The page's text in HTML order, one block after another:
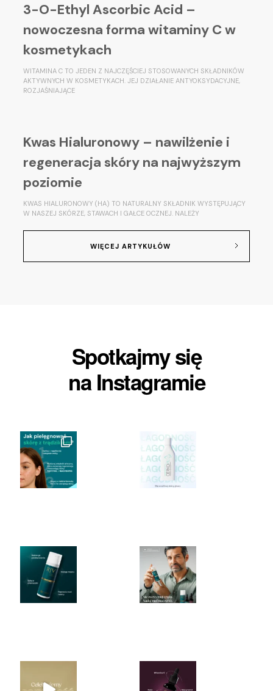
3-O-Ethyl Ascorbic Acid –
nowoczesna forma witaminy C w
kosmetykach
WITAMINA C TO JEDEN Z NAJCZĘŚCIEJ STOSOWANYCH SKŁADNIKÓW
AKTYWNYCH W KOSMETYKACH. JEJ DZIAŁANIE ANTYOKSYDACYJNE,
ROZJAŚNIAJĄCE
Kwas Hialuronowy – nawilżenie i
regeneracja skóry na najwyższym
poziomie
KWAS HIALURONOWY (HA) TO NATURALNY SKŁADNIK WYSTĘPUJĄCY
W NASZEJ SKÓRZE, STAWACH I GAŁCE OCZNEJ. NALEŻY
WIĘCEJ ARTYKUŁÓW
Spotkajmy się
na Instagramie